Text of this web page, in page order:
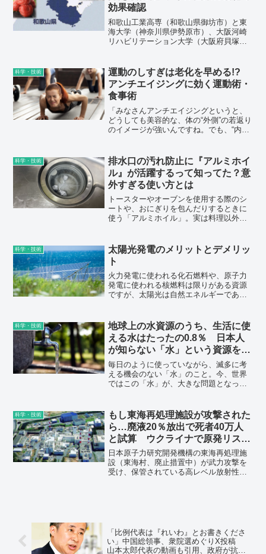
効果確認
和歌山工業高専（和歌山県御坊市）と東
海大学（神奈川県伊勢原市）、大阪河崎
リハビリテーション大学（大阪府貝塚
「梅干しには新型コロナウイルスの増殖
を抑える効果がある」とする研究成果を
発表した。
科学・技術
運動のしすぎは老化を早める!?
アンチエイジングに効く運動術・
食事術
「みなさんアンチエイジングというと、
どうしても美容的な、体の“外側”の若返り
のイメージが強いんですね。でも、“内
科学・技術
排水口の汚れ防止に『アルミホイ
ル』が活躍するって知ってた？意
外すぎる使い方とは
トースターやオーブンを使用する際のシ
ートや、おにぎりを包んだりするときに
使う「アルミホイル」。実は料理以外
イルの意外な使い方や、排水口をキレイ
にするメリットや掃除方法を紹介する。
科学・技術
太陽光発電のメリットとデメリッ
ト
火力発電に使われる化石燃料や、原子力
発電に使われる核燃料は限りがある資源
ですが、太陽光は自然エネルギーである
来的に主要電源となることが期待されて
います。
科学・技術
地球上の水資源のうち、生活に使
える水はたったの0.8％ 日本人
が知らない「水」という資源をめ
ぐる現状と未来
毎日のように使っていながら、滅多に考
える機会のない「水」のこと。今、世界
ではこの「水」が、大きな問題となって
ウォータ・ジャパンの代表を務める吉村
和就さんに、今知っておくべき「水資源
の現状と課題」について教えていただき
ました。
科学・技術
もし東海再処理施設が攻撃された
ら…廃液20％放出で死者40万人
と試算 ウクライナで原発リスク
が現実に
日本原子力研究開発機構の東海再処理施
設（東海村、廃止措置中）が武力攻撃を
受け、保管されている高レベル放射性廃
止や強制移住の対象になる恐れも指摘
し、原子力施設が潜在的に抱える安全保
障上のリスクに警鐘を鳴らしている。
「比例代表は『れいわ』とお書きくださ
い」中国総領事、衆院選めぐりX投稿
山本太郎代表の動画も引用、政府が抗議